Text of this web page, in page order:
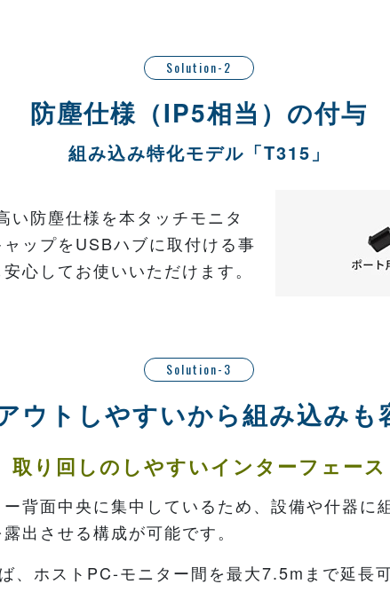
Solution-2
防塵仕様（IP5相当）の付与
組み込み特化モデル「T315」
防塵仕様を本タッチモニタ
ップをUSBハブに取付ける事
心してお使いいただけます。
Solution-3
ウトしやすいから組み込みも
取り回しのしやすいインターフェース
背面中央に集中しているため、設備や什器に
出させる構成が可能です。
、ホストPC-モニター間を最大7.5mまで延長可